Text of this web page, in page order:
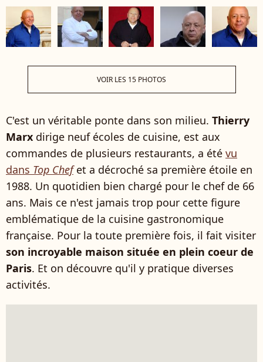
VOIR LES 15 PHOTOS
C'est un véritable ponte dans son milieu. Thierry
Marx dirige neuf écoles de cuisine, est aux
commandes de plusieurs restaurants, a été vu
dans Top Chefet a décroché sa première étoile en
1988. Un quotidien bien chargé pour le chef de 66
ans. Mais ce n'est jamais trop pour cette figure
emblématique de la cuisine gastronomique
française. Pour la toute première fois, il fait visiter
son incroyable maison située en plein coeur de
Paris. Et on découvre qu'il y pratique diverses
activités.